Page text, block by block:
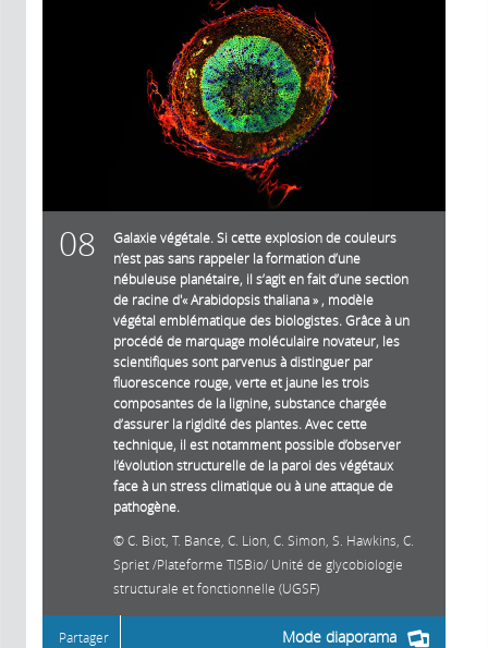
08
Galaxie végétale. Si cette explosion de couleurs
n’est pas sans rappeler la formation d’une
nébuleuse planétaire, il s’agit en fait d’une section
de racine d'« Arabidopsis thaliana » , modèle
végétal emblématique des biologistes. Grâce à un
procédé de marquage moléculaire novateur, les
scientifiques sont parvenus à distinguer par
fluorescence rouge, verte et jaune les trois
composantes de la lignine, substance chargée
d’assurer la rigidité des plantes. Avec cette
technique, il est notamment possible d’observer
l’évolution structurelle de la paroi des végétaux
face à un stress climatique ou à une attaque de
pathogène.
C. Biot, T. Bance, C. Lion, C. Simon, S. Hawkins, C.
Spriet /Plateforme TISBio/ Unité de glycobiologie
structurale et fonctionnelle (UGSF)
Mode diaporama
Partager